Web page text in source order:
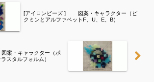
[アイロンビーズ ] 図案・キャラクター（ピ
クミンとアルファベットF、U、E、B）
・キャラクター（ポ
スタルフォルム）